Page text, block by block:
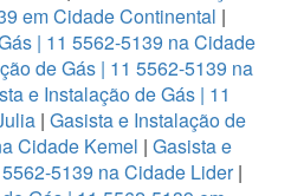
em Cidade Continental |
| 11 5562-5139 na Cidade
de Gás | 11 5562-5139 na
e Instalação de Gás | 11
| Gasista e Instalação de
Cidade Kemel | Gasista e
5139 na Cidade Lider|